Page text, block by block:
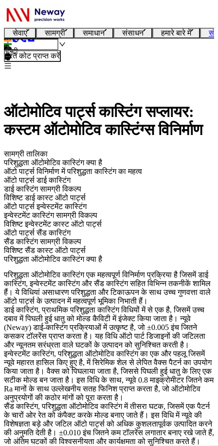
सेवाएं सामग्री समाधान संसाधन हमारे बारे में
हिन्दी
तुरंत कोट प्राप्त करें
ऑटोमोटिव पार्ट्स कास्टिंग सप्लायर:
कस्टम ऑटोमोटिव कास्टिंग्स विनिर्माण
सामग्री तालिका
परिशुद्धता ऑटोमोटिव कास्टिंग क्या है
ऑटो पार्ट्स विनिर्माण में परिशुद्धता कास्टिंग का महत्व
ऑटो पार्ट्स डाई कास्टिंग
डाई कास्टिंग सामग्री विकल्प
विशिष्ट डाई कास्ट ऑटो पार्ट्स
ऑटो पार्ट्स इन्वेस्टमेंट कास्टिंग
इन्वेस्टमेंट कास्टिंग सामग्री विकल्प
विशिष्ट इन्वेस्टमेंट कास्ट ऑटो पार्ट्स
ऑटो पार्ट्स सैंड कास्टिंग
सैंड कास्टिंग सामग्री विकल्प
विशिष्ट सैंड कास्ट ऑटो पार्ट्स
परिशुद्धता ऑटोमोटिव कास्टिंग क्या है
परिशुद्धता ऑटोमोटिव कास्टिंग एक महत्वपूर्ण विनिर्माण प्रक्रिया है जिसमें डाई
कास्टिंग, इन्वेस्टमेंट कास्टिंग और सैंड कास्टिंग सहित विभिन्न तकनीकें शामिल
हैं। ये विधियां असाधारण परिशुद्धता और टिकाऊपन के साथ उच्च गुणवत्ता वाले
ऑटो पार्ट्स के उत्पादन में महत्वपूर्ण भूमिका निभाती हैं।
डाई कास्टिंग, प्राथमिकपरिशुद्धता कास्टिंग विधियोंमें से एक है, जिसमें उच्च
दबाव में पिघली हुई धातु को मोल्ड कैविटी में इंजेक्ट किया जाता है। न्यूवे
(Neway) डाई-कास्टिंग प्रक्रियाओं में उत्कृष्ट है, जो ±0.005 इंच जितने
कसकर टॉलरेंस प्राप्त करता है। यह विधि ऑटो पार्ट डिजाइनों की जटिलता
और न्यूनतम सरंध्रता वाले घटकों के उत्पादन को सुनिश्चित करती है।
इन्वेस्टमेंट कास्टिंग, परिशुद्धता ऑटोमोटिव कास्टिंग का एक और पहलू जिसमें
न्यूवे महारत हासिल किए हुए है, में सिरेमिक शेल से लेपित वैक्स पैटर्न का उपयोग
किया जाता है। वैक्स को पिघलाया जाता है, जिससे पिघली हुई धातु के लिए एक
सटीक मोल्ड बन जाता है। इस विधि के साथ, न्यूवे 0.8 माइक्रोमीटर जितने कम
Ra मानों के साथ उल्लेखनीय सतह फिनिश प्राप्त करता है, जो ऑटोमोटिव
अनुप्रयोगों की कठोर मांगों को पूरा करता है।
सैंड कास्टिंग, परिशुद्धता ऑटोमोटिव कास्टिंग में तीसरा घटक, जिसमें एक पैटर्न
के चारों ओर रेत को कंपैक्ट करके मोल्ड बनाए जाते हैं। इस विधि में न्यूवे की
विशेषज्ञता बड़े और जटिल ऑटो पार्ट्स को अधिक कुशलतापूर्वक उत्पादित करने
की अनुमति देती है। ±0.010 इंच जितने कम टॉलरेंस लगातार बनाए रखे जाते हैं,
जो अंतिम घटकों की विश्वसनीयता और कार्यक्षमता को सुनिश्चित करते हैं।